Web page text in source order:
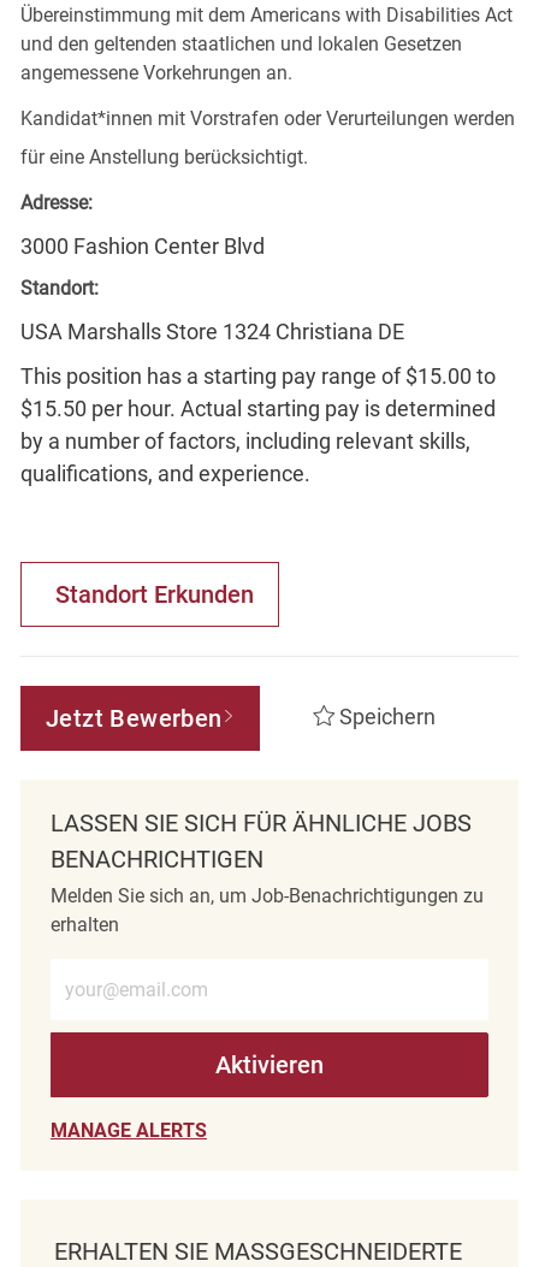
Übereinstimmung mit dem Americans with Disabilities Act
und den geltenden staatlichen und lokalen Gesetzen
angemessene Vorkehrungen an.
Kandidat*innen mit Vorstrafen oder Verurteilungen werden
für eine Anstellung berücksichtigt.
Adresse:
3000 Fashion Center Blvd
Standort:
USA Marshalls Store 1324 Christiana DE
This position has a starting pay range of $15.00 to
$15.50 per hour. Actual starting pay is determined
by a number of factors, including relevant skills,
qualifications, and experience.
Standort Erkunden
Jetzt Bewerben Speichern
LASSEN SIE SICH FÜR ÄHNLICHE JOBS
BENACHRICHTIGEN
Melden Sie sich an, um Job-Benachrichtigungen zu
erhalten
Aktivieren
MANAGE ALERTS
ERHALTEN SIE MASSGESCHNEIDERTE J